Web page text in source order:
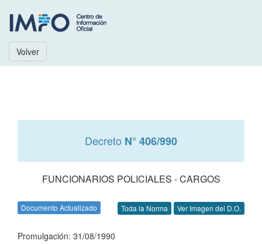
Volver
Decreto N° 406/990
FUNCIONARIOS POLICIALES - CARGOS
Documento Actualizado Toda la Norma Ver Imagen del D.O.
Promulgación: 31/08/1990